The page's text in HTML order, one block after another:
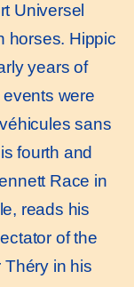
Universel
horses. Hippic
years of
were
sans
fourth and
Race in
reads his
of the
Théry in his